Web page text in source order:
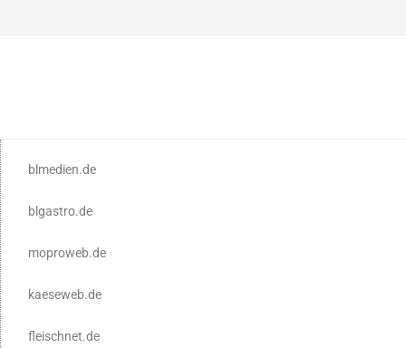
blmedien.de
blgastro.de
moproweb.de
kaeseweb.de
fleischnet.de